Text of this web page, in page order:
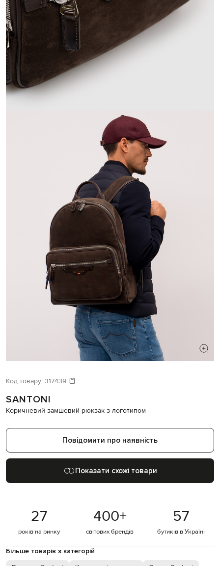
Давайте підберемо щось ще
Схожі товари
Код товару: 317439
SANTONI
Коричневий замшевий рюкзак з логотипом
Повідомити про наявність
Показати схожі товари
27
років на ринку
400+
світових брендів
57
бутиків в Україні
Більше товарів з категорій